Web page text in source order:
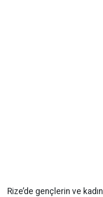
Rize’de gençlerin ve